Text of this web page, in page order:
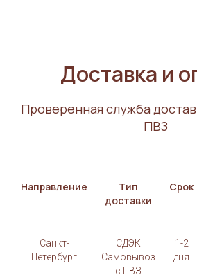
Доставка и
Проверенная служба
ПВЗ
Направление
Тип
доставки
Срок
Санкт-
Петербург
СДЭК
Самовывоз
с ПВЗ
1-2
дня